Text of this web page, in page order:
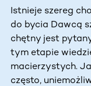
Istnieje szereg
do bycia Dawcą
chętny jest
tym etapie
macierzystych.
często,